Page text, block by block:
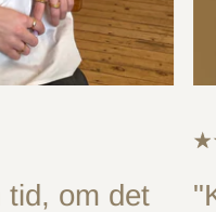
tid, om det